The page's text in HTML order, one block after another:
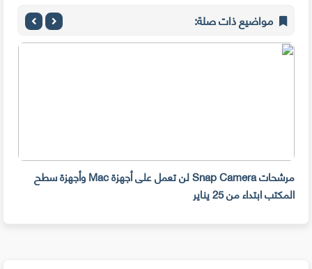
مواضيع ذات صلة:
مرشحات Snap Camera لن تعمل على أجهزة Mac وأجهزة سطح
المكتب ابتداء من 25 يناير